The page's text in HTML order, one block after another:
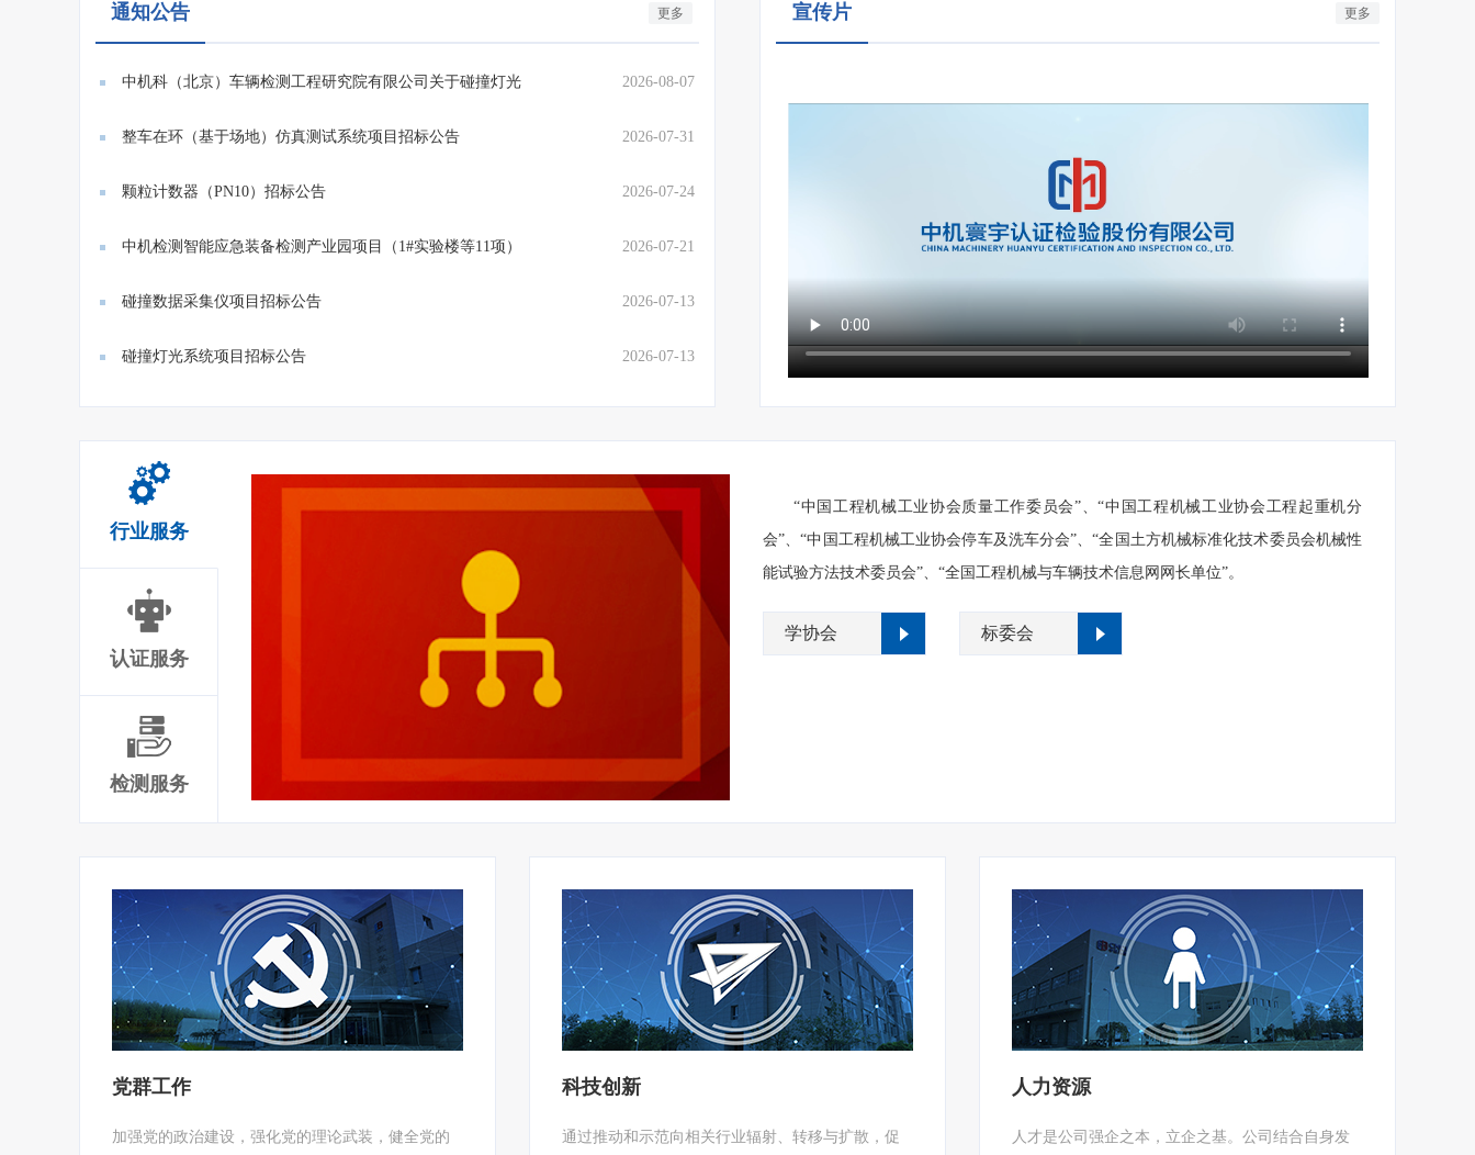
通知公告 更多
中机科（北京）车辆检测工程研究院有限公司关于碰撞灯光
系统...
2026-08-07
整车在环（基于场地）仿真测试系统项目招标公告 2026-07-31
颗粒计数器（PN10）招标公告 2026-07-24
中机检测智能应急装备检测产业园项目（1#实验楼等11项）
门禁、...
2026-07-21
碰撞数据采集仪项目招标公告 2026-07-13
碰撞灯光系统项目招标公告 2026-07-13
宣传片 更多
行业服务
认证服务
检测服务
“中国工程机械工业协会质量工作委员会”、“中国工程机械工业协会工程起重机分
会”、“中国工程机械工业协会停车及洗车分会”、“全国土方机械标准化技术委员会机械性
能试验方法技术委员会”、“全国工程机械与车辆技术信息网网长单位”。
学协会 标委会
党群工作
加强党的政治建设，强化党的理论武装，健全党的
科技创新
通过推动和示范向相关行业辐射、转移与扩散，促
人力资源
人才是公司强企之本，立企之基。公司结合自身发